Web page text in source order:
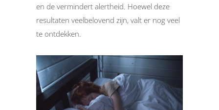
en de vermindert alertheid. Hoewel deze
resultaten veelbelovend zijn, valt er nog veel
te ontdekken.